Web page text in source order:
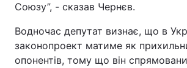
Союзу”, - сказав Чернєв.
Водночас депутат визнає, що в
законопроект матиме як
опонентів, тому що він